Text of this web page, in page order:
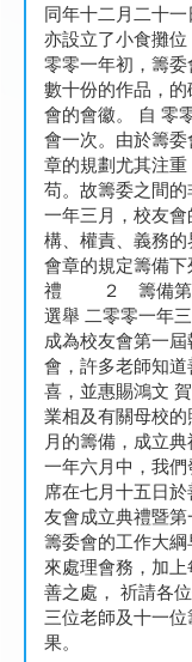
同年十二月二十
亦設立了小食攤
零零一年初，籌
數十份的作品，
會的會徽。 自 零
會一次。由於籌
章的規劃尤其注
苟。故籌委之間
一年三月，校友
構、權責、義務
會章的規定籌
禮 ２ 籌備第一
選舉 二零零一年
成為校友會第一
會，許多老師知
喜，並惠賜鴻文
業相及有關母校
月的籌備，成立
一年六月中，我
席在七月十五日
友會成立典禮暨
籌委會的工作大
來處理會務，加
善之處， 祈請各
三位老師及十一
果。